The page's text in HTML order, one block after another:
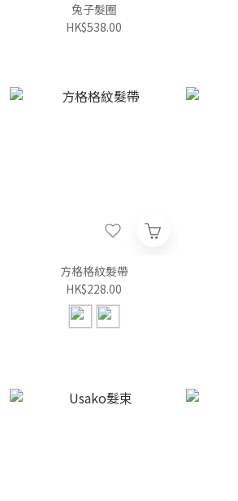
兔子髮圈
HK$538.00
方格格紋髮帶
HK$228.00